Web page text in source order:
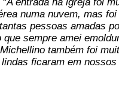
numa nuvem, mas foi
pessoas amadas
sempre amei
também foi
ficaram em nossos